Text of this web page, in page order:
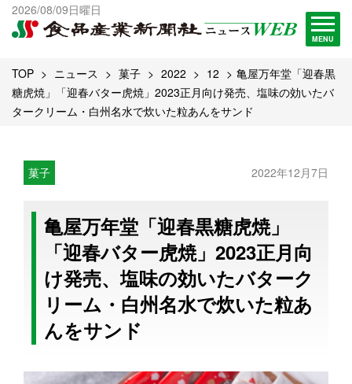
2026/08/09日曜日
MENU
出版物一覧へ
試読・購読申し込み
TOP ニュース 菓子 2022 12
亀屋万年堂「迎春黒
糖虎焼」「迎春バター虎焼」2023正月向け発売、塩味の効いたバ
タークリーム・白州名水で炊いた粒あんをサンド
菓子 2022年12月7日
亀屋万年堂「迎春黒糖虎焼」
「迎春バター虎焼」2023正月向
け発売、塩味の効いたバターク
リーム・白州名水で炊いた粒あ
んをサンド